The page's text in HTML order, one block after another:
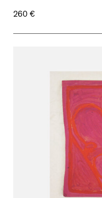
260 €